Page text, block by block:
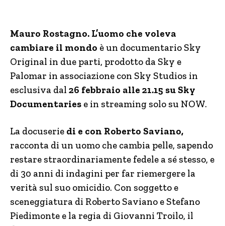
Mauro Rostagno. L’uomo che voleva
cambiare il mondo è un documentario Sky
Original in due parti, prodotto da Sky e
Palomar in associazione con Sky Studios in
esclusiva dal 26 febbraio alle 21.15 su Sky
Documentaries e in streaming solo su NOW.
La docuserie di e con Roberto Saviano,
racconta di un uomo che cambia pelle, sapendo
restare straordinariamente fedele a sé stesso, e
di 30 anni di indagini per far riemergere la
verità sul suo omicidio. Con soggetto e
sceneggiatura di Roberto Saviano e Stefano
Piedimonte e la regia di Giovanni Troilo, il